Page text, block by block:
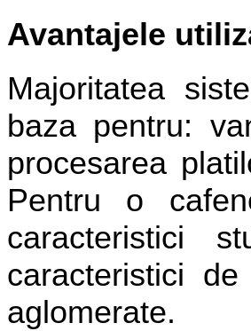
Avantajele
Majoritatea
baza pentru:
procesarea
Pentru o
caracteristici
caracteristici
aglomerate.